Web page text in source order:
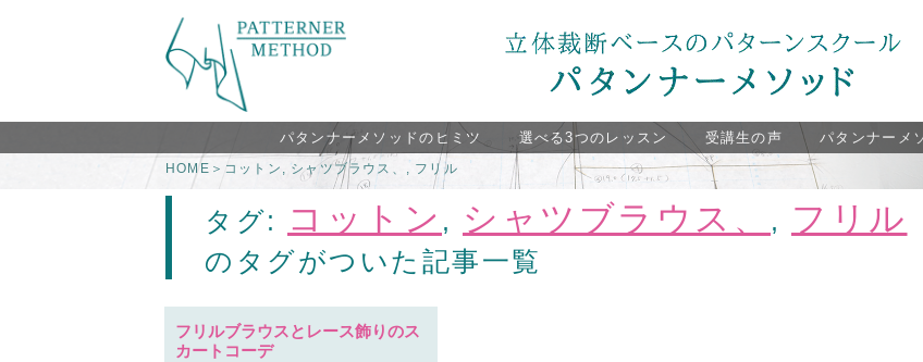
パタンナーメソッドのヒミツ 選べる3つのレッスン 受講生の声 パタンナーメ
HOME ＞ コットン ,シャツブラウス、 , フリル
タグ: コットン , シャツブラウス、 , フリル
のタグがついた記事一覧
フリルブラウスとレース飾りのス
カートコーデ